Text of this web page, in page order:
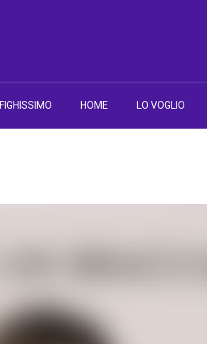
FIGHISSIMO HOME LO VOGLIO